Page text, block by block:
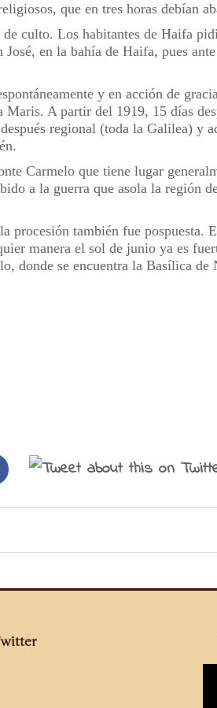
que en tres horas debían
culto. Los habitantes de Haifa
en la bahía de Haifa, pues
y en acción de
Maris. A partir del 1919, 15 días
regional (toda la Galilea) y
Carmelo que tiene lugar
a la guerra que asola la región
procesión también fue
manera el sol de junio ya es
donde se encuentra la Basílica de